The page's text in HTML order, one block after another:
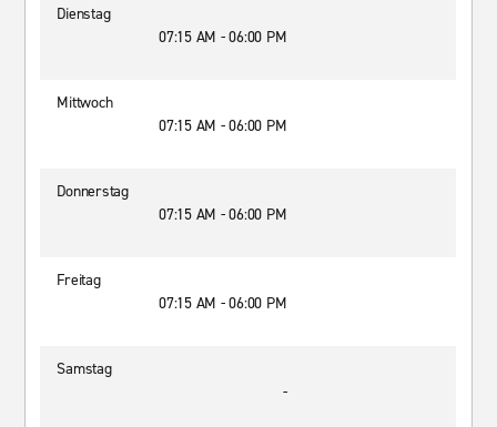
Dienstag
07:15 AM - 06:00 PM
Mittwoch
07:15 AM - 06:00 PM
Donnerstag
07:15 AM - 06:00 PM
Freitag
07:15 AM - 06:00 PM
Samstag
-